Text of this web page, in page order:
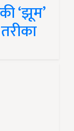
‘झूम’